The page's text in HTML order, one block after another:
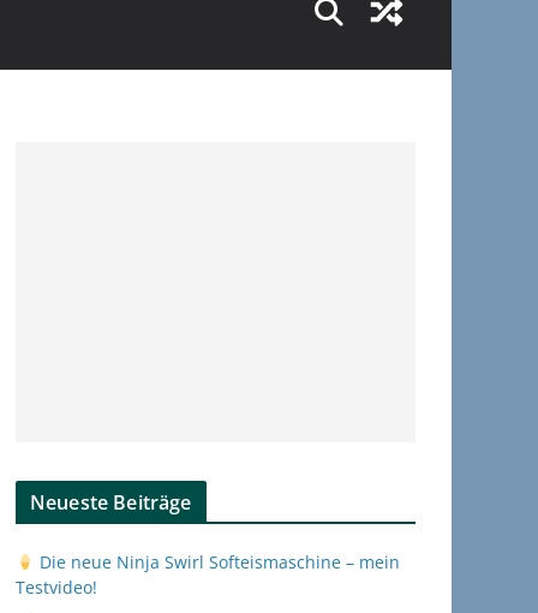
Neueste Beiträge
Die neue Ninja Swirl Softeismaschine – mein
Testvideo!